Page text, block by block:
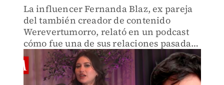
La influencer Fernanda Blaz, ex pareja
del también creador de contenido
Werevertumorro, relató en un podcast
cómo fue una de sus relaciones pasadas,
que por lo narrado puede vincularse con
la violencia familiar.